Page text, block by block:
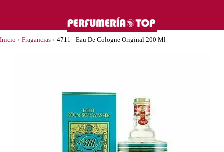
Inicio › Fragancias › 4711 - Eau De Cologne Original 200 Ml